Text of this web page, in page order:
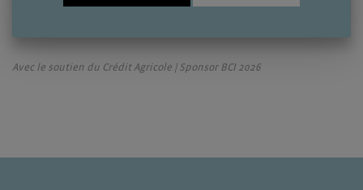
Avec le soutien du Crédit Agricole | Sponsor BCI 2026